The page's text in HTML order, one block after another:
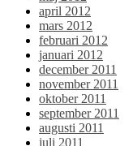
april 2012
mars 2012
februari 2012
januari 2012
december 2011
november 2011
oktober 2011
september 2011
augusti 2011
juli 2011